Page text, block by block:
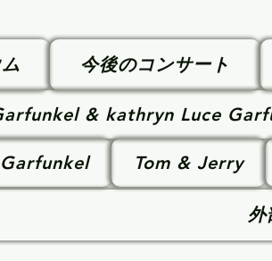
今後のコンサート
& kathryn Luce
Tom & Jerry
外